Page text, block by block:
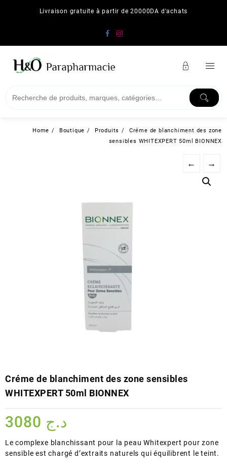
Livraison gratuite à partir de 20000DA d'achats
Home Boutique Produits
Créme de blanchiment des zone
sensibles WHITEXPERT 50ml BIONNEX
← →
Créme de blanchiment des zone sensibles
WHITEXPERT 50ml BIONNEX
د.ج
Le complexe blanchissant pour la peau Whitexpert pour zone
sensible est chargé d’extraits naturels qui équilibrent le teint.